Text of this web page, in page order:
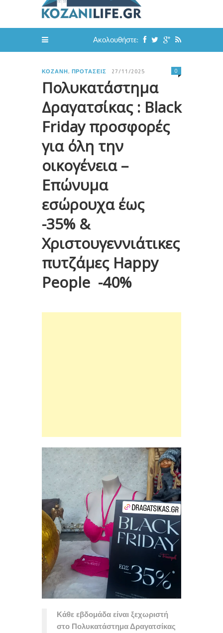
Ακολουθήστε:
ΚΟΖΆΝΗ, ΠΡΟΤΆΣΕΙΣ 27/11/2025
Πολυκατάστημα
Δραγατσίκας : Black
Friday προσφορές
για όλη την
οικογένεια –
Επώνυμα
εσώρουχα έως
-35% &
Χριστουγεννιάτικες
πυτζάμες Happy
People -40%
0
Κάθε εβδομάδα είναι ξεχωριστή
στο Πολυκατάστημα Δραγατσίκας